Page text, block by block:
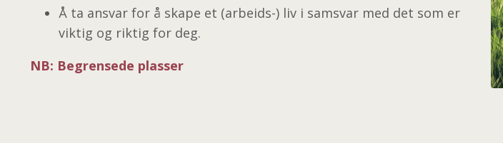
Å ta ansvar for å skape et (arbeids-) liv i samsvar med det som er
viktig og riktig for deg.
NB: Begrensede plasser